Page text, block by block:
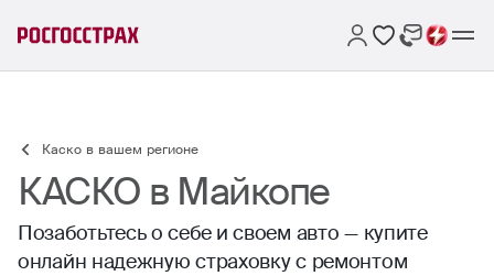
Каско в вашем регионе
КАСКО в Майкопе
Позаботьтесь о себе и своем авто — купите
онлайн надежную страховку с ремонтом